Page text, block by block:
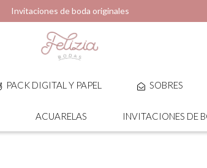
Invitaciones de boda originales
PACK DIGITAL Y PAPEL SOBRES
ACUARELAS INVITACIONES DE